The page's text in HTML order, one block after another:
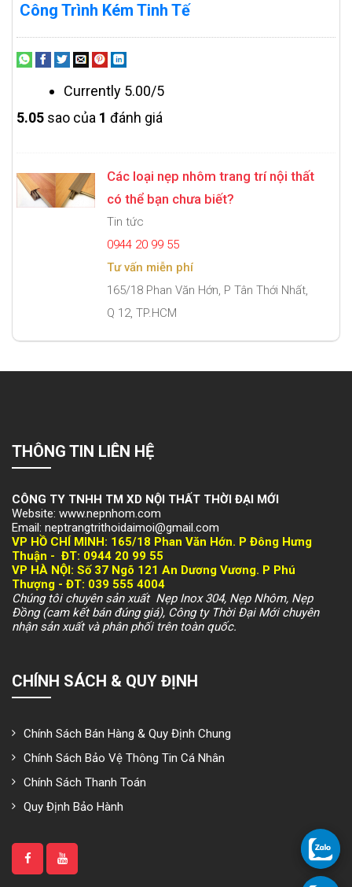
Công Trình Kém Tinh Tế
Currently 5.00/5
5.05 sao của 1 đánh giá
Các loại nẹp nhôm trang trí nội thất
có thể bạn chưa biết?
Tin tức
0944 20 99 55
Tư vấn miễn phí
165/18 Phan Văn Hớn, P Tân Thới Nhất,
Q 12, TP.HCM
THÔNG TIN LIÊN HỆ
CÔNG TY TNHH TM XD NỘI THẤT THỜI ĐẠI MỚI
Website: www.nepnhom.com
Email: neptrangtrithoidaimoi@gmail.com
VP HỒ CHÍ MINH: 165/18 Phan Văn Hớn. P Đông Hưng
Thuận - ĐT: 0944 20 99 55
VP HÀ NỘI : Số 37 Ngõ 121 An Dương Vương. P Phú
Thượng - ĐT: 039 555 4004
Chúng tôi chuyên sản xuất Nẹp Inox 304, Nẹp Nhôm, Nẹp
Đồng (cam kết bán đúng giá), Công ty Thời Đại Mới chuyên
nhận sản xuất và phân phối trên toàn quốc.
CHÍNH SÁCH & QUY ĐỊNH
Chính Sách Bán Hàng & Quy Định Chung
Chính Sách Bảo Vệ Thông Tin Cá Nhân
Chính Sách Thanh Toán
Quy Định Bảo Hành